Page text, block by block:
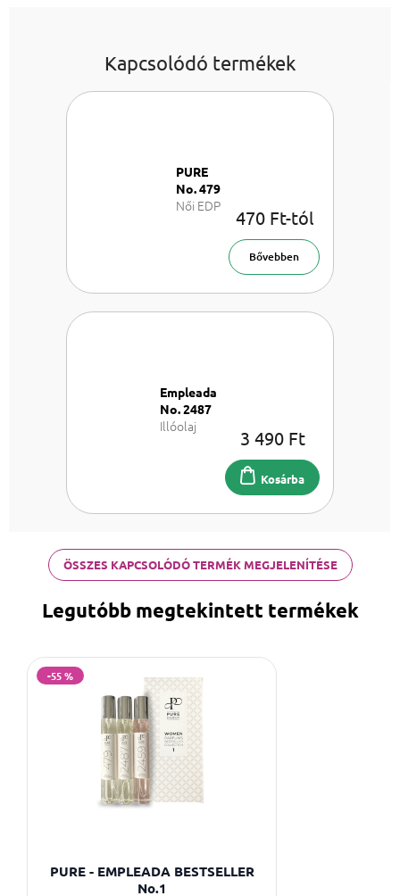
Kapcsolódó termékek
PURE
No. 479
Női EDP
470 Ft-tól
Bővebben
Empleada
No. 2487
Illóolaj
3 490 Ft
Kosárba
ÖSSZES KAPCSOLÓDÓ TERMÉK MEGJELENÍTÉSE
Legutóbb megtekintett termékek
-55 %
PURE - EMPLEADA BESTSELLER
No.1